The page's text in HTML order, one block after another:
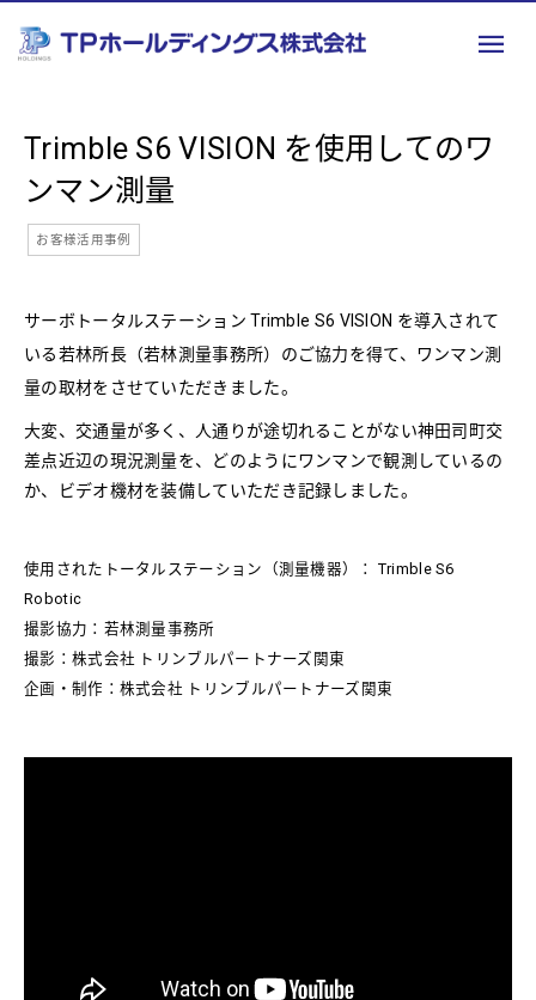
Trimble S6 VISION を使用してのワ
ンマン測量
お客様活用事例
サーボトータルステーション Trimble S6 VISION を導入されて
いる若林所長（若林測量事務所）のご協力を得て、ワンマン測
量の取材をさせていただきました。
大変、交通量が多く、人通りが途切れることがない神田司町交
差点近辺の現況測量を、どのようにワンマンで観測しているの
か、ビデオ機材を装備していただき記録しました。
使用されたトータルステーション（測量機器）： Trimble S6
Robotic
撮影協力：若林測量事務所
撮影：株式会社 トリンブルパートナーズ関東
企画・制作：株式会社 トリンブルパートナーズ関東